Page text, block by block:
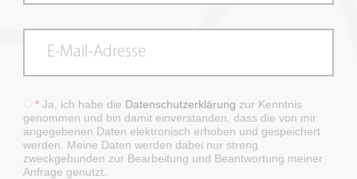
* Ja, ich habe die Datenschutzerklärung zur Kenntnis
genommen und bin damit einverstanden, dass die von mir
angegebenen Daten elektronisch erhoben und gespeichert
werden. Meine Daten werden dabei nur streng
zweckgebunden zur Bearbeitung und Beantwortung meiner
Anfrage genutzt.